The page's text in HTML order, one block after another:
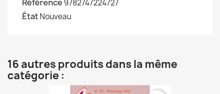
Référence 9782747224727
ÉtatNouveau
16 autres produits dans la même
catégorie :